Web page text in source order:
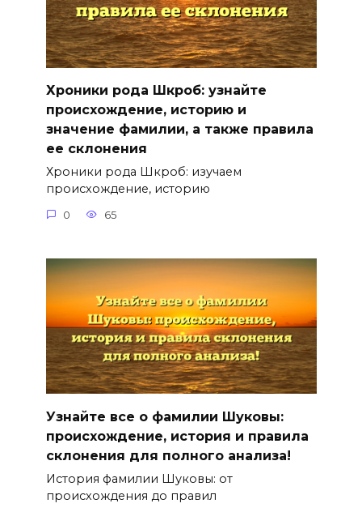
Хроники рода Шкроб: узнайте
происхождение, историю и
значение фамилии, а также правила
ее склонения
Хроники рода Шкроб: изучаем
происхождение, историю
0 65
Узнайте все о фамилии Шуковы:
происхождение, история и правила
склонения для полного анализа!
История фамилии Шуковы: от
происхождения до правил